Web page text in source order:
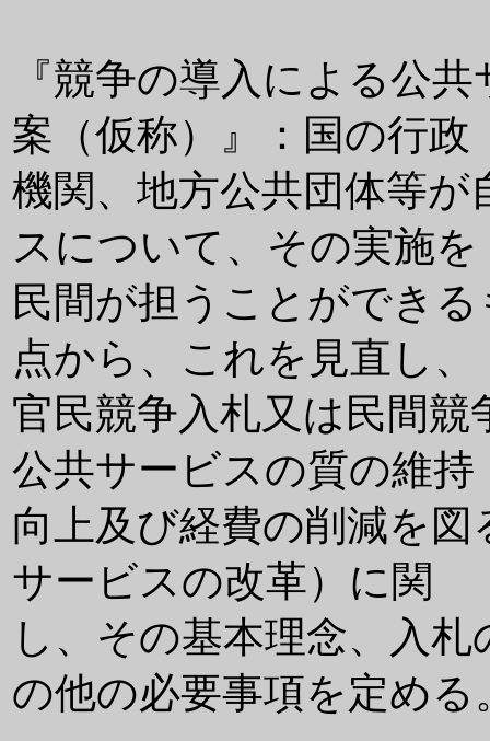
『競争の導入による公
案（仮称）』：国の行政
機関、地方公共団体等
スについて、その実施を
民間が担うことができ
点から、これを見直し、
官民競争入札又は民間
公共サービスの質の維持
向上及び経費の削減を
サービスの改革）に関
し、その基本理念、入
の他の必要事項を定める